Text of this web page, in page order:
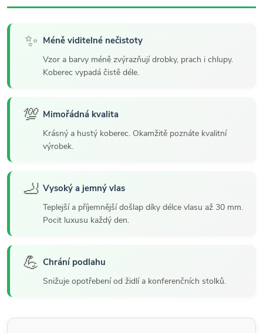
✨ Méně viditelné nečistoty
Vzor a barvy méně zvýrazňují drobky, prach i chlupy.
Koberec vypadá čistě déle.
💯 Mimořádná kvalita
Krásný a hustý koberec. Okamžitě poznáte kvalitní
výrobek.
🦶 Vysoký a jemný vlas
Teplejší a příjemnější došlap díky délce vlasu až 30 mm.
Pocit luxusu každý den.
💪 Chrání podlahu
Snižuje opotřebení od židlí a konferenčních stolků.